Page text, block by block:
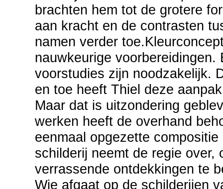
brachten hem tot de grotere
aan kracht en de contrasten
namen verder
nauwkeurige
voorstudies zijn noodzakelijk.
en toe heeft Thiel deze
Maar dat is uitzondering
werken heeft de overhand
eenmaal opgezette
schilderij neemt de regie
verrassende ontdekkingen te
Wie afgaat op de schilderijen